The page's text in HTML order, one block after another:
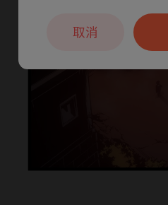
本章节仅支持App阅
户7天
取消